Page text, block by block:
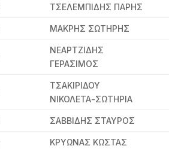
ΤΣΕΛΕΜΠΙΔΗΣ ΠΑΡΗΣ
ΜΑΚΡΗΣ ΣΩΤΗΡΗΣ
ΝΕΑΡΤΖΙΔΗΣ
ΓΕΡΑΣΙΜΟΣ
ΤΣΑΚΙΡΙΔΟΥ
ΝΙΚΟΛΕΤΑ-ΣΩΤΗΡΙΑ
ΣΑΒΒΙΔΗΣ ΣΤΑΥΡΟΣ
ΚΡΥΩΝΑΣ ΚΩΣΤΑΣ